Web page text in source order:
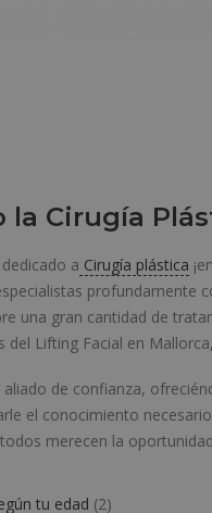
la Cirugía
a Cirugía plástica
profundamente
una gran cantidad de
del Lifting Facial en
de confianza,
el conocimiento
merecen la
tu edad (2)